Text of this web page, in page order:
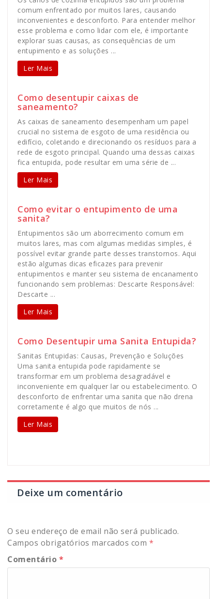
comum enfrentado por muitos lares, causando
inconvenientes e desconforto. Para entender melhor
esse problema e como lidar com ele, é importante
explorar suas causas, as consequências de um
entupimento e as soluções ...
Ler Mais
Como desentupir caixas de
saneamento?
As caixas de saneamento desempenham um papel
crucial no sistema de esgoto de uma residência ou
edifício, coletando e direcionando os resíduos para a
rede de esgoto principal. Quando uma dessas caixas
fica entupida, pode resultar em uma série de ...
Ler Mais
Como evitar o entupimento de uma
sanita?
Entupimentos são um aborrecimento comum em
muitos lares, mas com algumas medidas simples, é
possível evitar grande parte desses transtornos. Aqui
estão algumas dicas eficazes para prevenir
entupimentos e manter seu sistema de encanamento
funcionando sem problemas: Descarte Responsável:
Descarte ...
Ler Mais
Como Desentupir uma Sanita Entupida?
Sanitas Entupidas: Causas, Prevenção e Soluções
Uma sanita entupida pode rapidamente se
transformar em um problema desagradável e
inconveniente em qualquer lar ou estabelecimento. O
desconforto de enfrentar uma sanita que não drena
corretamente é algo que muitos de nós ...
Ler Mais
Deixe um comentário
O seu endereço de email não será publicado.
Campos obrigatórios marcados com *
Comentário *